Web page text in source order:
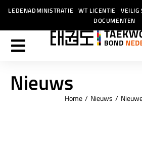
LEDENADMINISTRATIE WT LICENTIE VEILIG
DOCUMENTEN
Nieuws
Home Nieuws